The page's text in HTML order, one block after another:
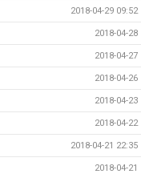
2018-04-29 09:52
2018-04-28
2018-04-27
2018-04-26
2018-04-23
2018-04-22
2018-04-21 22:35
2018-04-21